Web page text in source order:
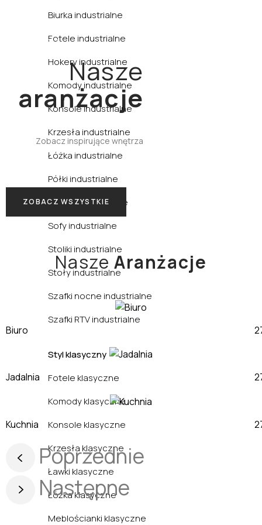
Biurka industrialne
Fotele industrialne
Hokery industrialne
Komody industrialne
Konsole industrialne
Krzesła industrialne
Łóżka industrialne
Półki industrialne
Regały industrialne
Sofy industrialne
Stoliki industrialne
Stoły industrialne
Szafki nocne industrialne
Szafki RTV industrialne
Styl klasyczny
Fotele klasyczne
Komody klasyczne
Konsole klasyczne
Krzesła klasyczne
Ławki klasyczne
Łóżka klasyczne
Meblościanki klasyczne
Kuchnia
Nasze
aranżacje
Zobacz inspirujące wnętrza
ZOBACZ WSZYSTKIE
NaszeAranżacje
Biuro
Jadalnia
Kuchnia
Poprzednie
Następne